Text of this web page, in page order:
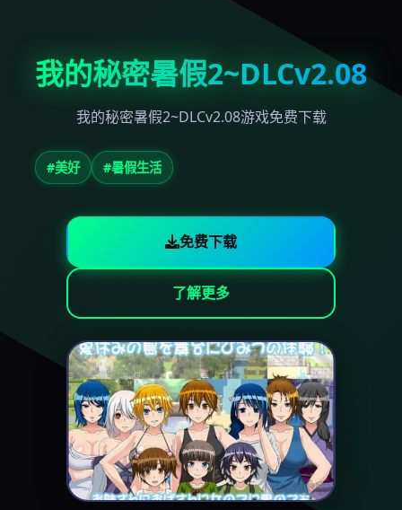
我的秘密暑假2~DLCv2.08
我的秘密暑假2~DLCv2.08游戏免费下载
#美好 #暑假生活
免费下载
了解更多